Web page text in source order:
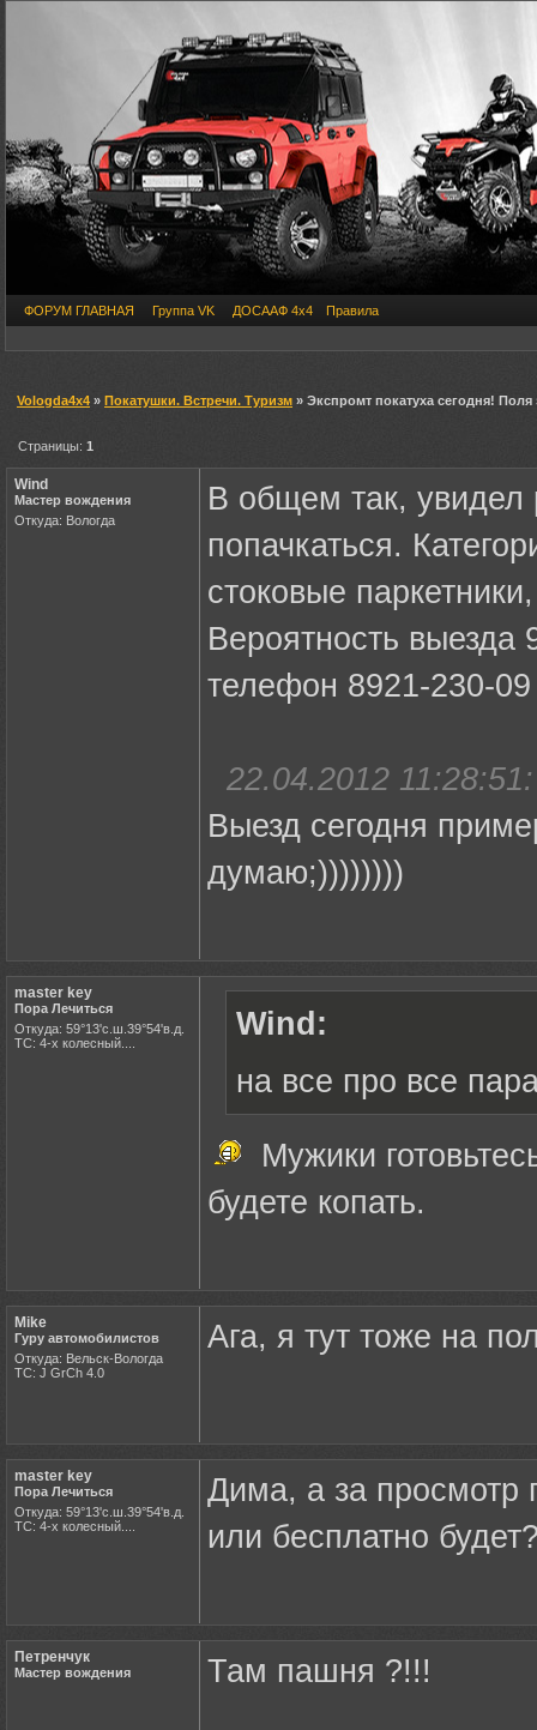
ФОРУМ ГЛАВНАЯ Группа VK ДОСААФ 4х4 Правила
Vologda4x4 » Покатушки. Встречи. Туризм » Экспромт покатуха сегодня!
Страницы:1
Wind
Мастер вождения
Откуда: Вологда
В общем так,
попачкаться.
стоковые
Вероятность
телефон 8921-230-
22.04.2012 11:28:51:
Выезд сегодня
думаю;))))))))
master key
Пора Лечиться
Откуда: 59°13'с.ш.39°54'в.д.
ТС: 4-х колесный....
Wind:
на все про все
Мужики
будете копать.
Mike
Гуру автомобилистов
Откуда: Вельск-Вологда
ТС: J GrCh 4.0
Ага, я тут тоже на
master key
Пора Лечиться
Откуда: 59°13'с.ш.39°54'в.д.
ТС: 4-х колесный....
Дима, а за просмотр
или бесплатно
Петренчук
Мастер вождения Там пашня ?!!!